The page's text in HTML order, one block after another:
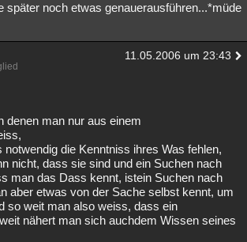
später noch etwas genauerausführen...*müde
11.05.2006 um 23:43
denen man nur aus einem
die Kenntniss ihres Was fehlen,
nicht, dass sie sind und ein Suchen nach
man das Dass kennt, istein Suchen nach
aber etwas von der Sache selbst kennt, um
so weit man also weiss, dass ein
nähert man sich auchdem Wissen seines